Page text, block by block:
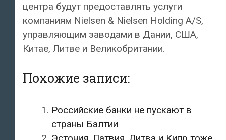
центра будут предоставлять услуги
компаниям Nielsen & Nielsen Holding A/S,
управляющим заводами в Дании, США,
Китае, Литве и Великобритании.
Похожие записи:
Российские банки не пускают в
страны Балтии